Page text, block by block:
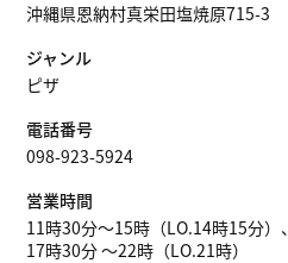
沖縄県恩納村真栄田塩焼原715-3
ジャンル
ピザ
電話番号
098-923-5924
営業時間
11時30分～15時（LO.14時15分）、
17時30分 ～22時（LO.21時）